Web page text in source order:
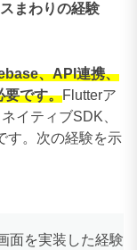
まわりの経験
、API連携、
要です。Flutterア
イティブSDK、
す。次の経験を示
面を実装した経験